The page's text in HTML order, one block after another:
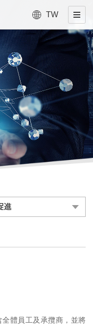
TW
進
體員工及承攬商，並將